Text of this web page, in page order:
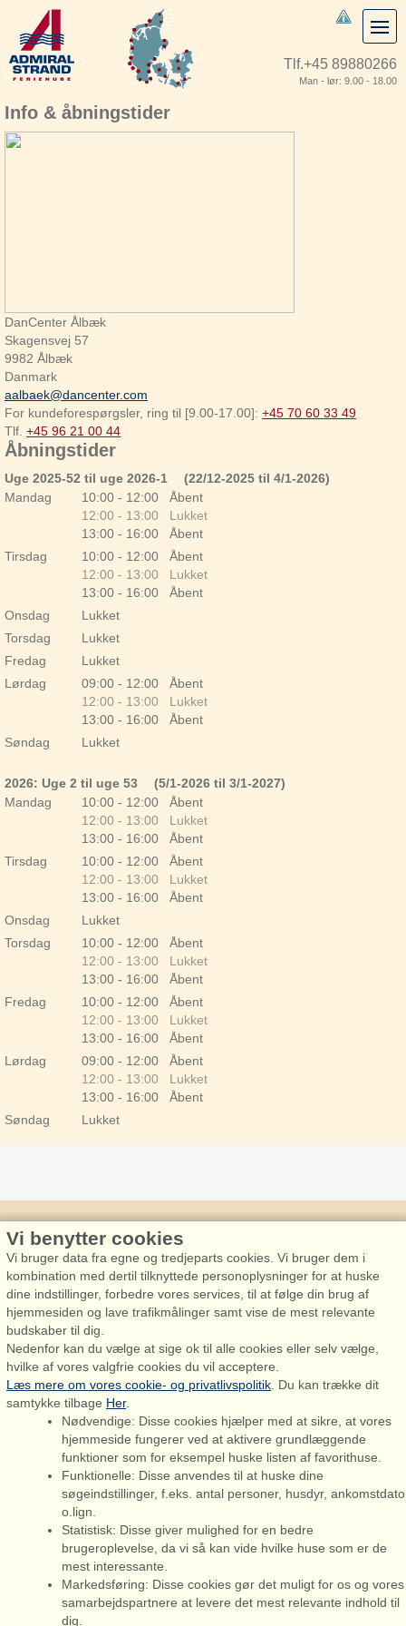
Tlf.+45 89880266
Man - lør: 9.00 - 18.00
Info & åbningstider
DanCenter Ålbæk
Skagensvej 57
9982 Ålbæk
Danmark
aalbaek@dancenter.com
For kundeforespørgsler, ring til [9.00-17.00]: +45 70 60 33 49
Tlf. +45 96 21 00 44
Åbningstider
Uge 2025-52 til uge 2026-1
(22/12-2025 til 4/1-2026)
Mandag
10:00 - 12:00 Åbent
12:00 - 13:00 Lukket
13:00 - 16:00 Åbent
Tirsdag
10:00 - 12:00 Åbent
12:00 - 13:00 Lukket
13:00 - 16:00 Åbent
Onsdag
Lukket
Torsdag
Lukket
Fredag
Lukket
Lørdag
09:00 - 12:00 Åbent
12:00 - 13:00 Lukket
13:00 - 16:00 Åbent
Søndag
Lukket
2026: Uge 2 til uge 53
(5/1-2026 til 3/1-2027)
Mandag
10:00 - 12:00 Åbent
12:00 - 13:00 Lukket
13:00 - 16:00 Åbent
Tirsdag
10:00 - 12:00 Åbent
12:00 - 13:00 Lukket
13:00 - 16:00 Åbent
Onsdag
Lukket
Torsdag
10:00 - 12:00 Åbent
12:00 - 13:00 Lukket
13:00 - 16:00 Åbent
Fredag
10:00 - 12:00 Åbent
12:00 - 13:00 Lukket
13:00 - 16:00 Åbent
Lørdag
09:00 - 12:00 Åbent
12:00 - 13:00 Lukket
13:00 - 16:00 Åbent
Søndag
Lukket
Admiral Strand Feriehuse
Admiral Strand Feriehuse, Lønne
6830 Nørre Nebel
booking@admiralstrand.com
+45 70 60 87 78
Admiral Strand Feriehuse ApS | CVR 27 23 39 10 |
Vi benytter cookies
Vi bruger data fra egne og tredjeparts cookies. Vi bruger dem i
kombination med dertil tilknyttede personoplysninger for at huske
dine indstillinger, forbedre vores services, til at følge din brug af
hjemmesiden og lave trafikmålinger samt vise de mest relevante
budskaber til dig.
Nedenfor kan du vælge at sige ok til alle cookies eller selv vælge,
hvilke af vores valgfrie cookies du vil acceptere.
Læs mere om vores cookie- og privatlivspolitik. Du kan trække dit
samtykke tilbage Her.
Nødvendige: Disse cookies hjælper med at sikre, at vores
hjemmeside fungerer ved at aktivere grundlæggende
funktioner som for eksempel huske listen af favorithuse.
Funktionelle: Disse anvendes til at huske dine
søgeindstillinger, f.eks. antal personer, husdyr, ankomstdato
o.lign.
Statistisk: Disse giver mulighed for en bedre
brugeroplevelse, da vi så kan vide hvilke huse som er de
mest interessante.
Markedsføring: Disse cookies gør det muligt for os og vores
samarbejdspartnere at levere det mest relevante indhold til
dig.